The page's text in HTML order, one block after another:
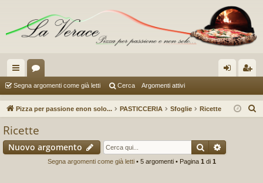
oll
eg
en
or
u in riv
Segna argomenti come già letti Cerca Argomenti attivi
Pizza per passione enon solo... PASTICCERIA Sfoglie Ricette
Ricette
Nuovo argomento Cerca
Segna argomenti come già letti• 5 argomenti • Pagina 1 di 1